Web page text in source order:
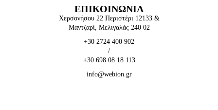
ΕΠΙΚΟΙΝΩΝΙΑ
Χερσονήσου 22 Περιστέρι 12133 &
Μαντζαρί, Μελιγαλάς 240 02
+30 2724 400 902
/
+30 698 08 18 113
info@webion.gr